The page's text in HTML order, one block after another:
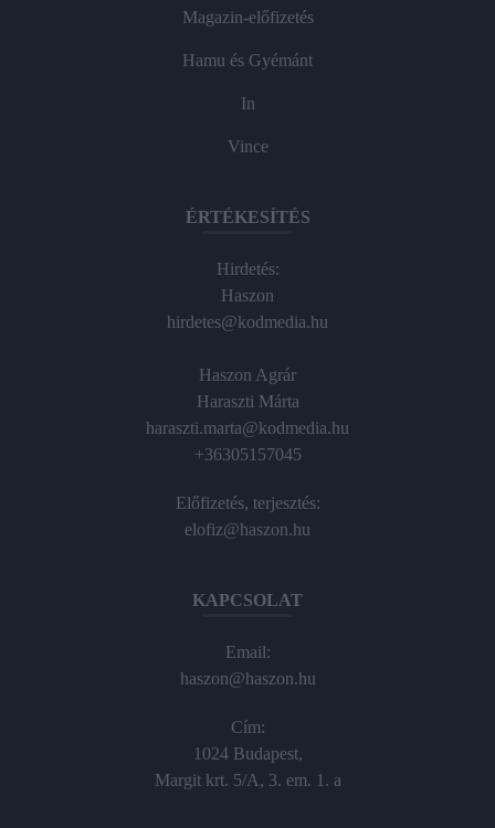
Magazin-előfizetés
Hamu és Gyémánt
In
Vince
ÉRTÉKESÍTÉS
Hirdetés:
Haszon
hirdetes@kodmedia.hu
Haszon Agrár
Haraszti Márta
haraszti.marta@kodmedia.hu
+36305157045
Előfizetés, terjesztés:
elofiz@haszon.hu
KAPCSOLAT
Email:
haszon@haszon.hu
Cím:
1024 Budapest,
Margit krt. 5/A, 3. em. 1. a